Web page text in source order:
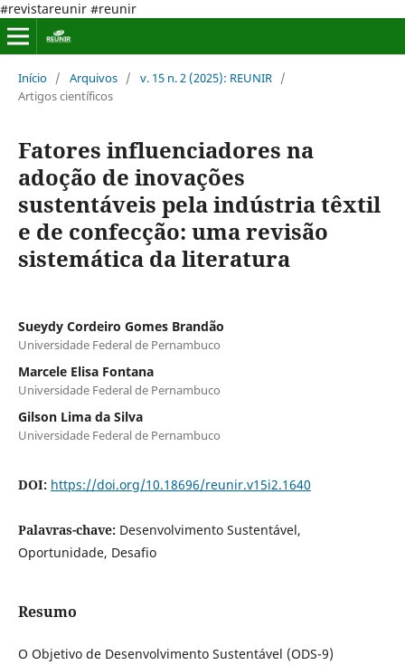
#revistareunir #reunir
Início / Arquivos / v. 15 n. 2 (2025): REUNIR /
Artigos científicos
Fatores influenciadores na
adoção de inovações
sustentáveis pela indústria têxtil
e de confecção: uma revisão
sistemática da literatura
Sueydy Cordeiro Gomes Brandão
Universidade Federal de Pernambuco
Marcele Elisa Fontana
Universidade Federal de Pernambuco
Gilson Lima da Silva
Universidade Federal de Pernambuco
DOI: https://doi.org/10.18696/reunir.v15i2.1640
Palavras-chave: Desenvolvimento Sustentável,
Oportunidade, Desafio
Resumo
O Objetivo de Desenvolvimento Sustentável (ODS-9)